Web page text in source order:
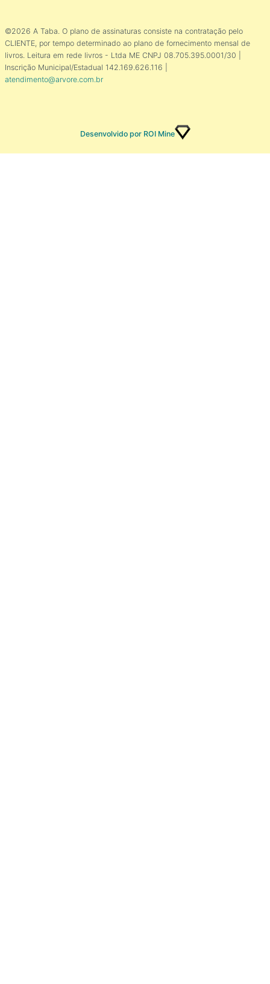
©2026 A Taba. O plano de assinaturas consiste na contratação pelo
CLIENTE, por tempo determinado ao plano de fornecimento mensal de
livros. Leitura em rede livros - Ltda ME CNPJ 08.705.395.0001/30 |
Inscrição Municipal/Estadual 142.169.626.116 |
atendimento@arvore.com.br
Desenvolvido por ROI Mine